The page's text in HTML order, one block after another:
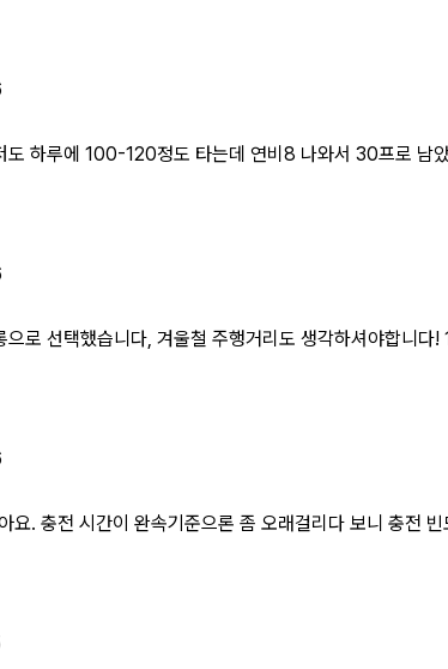
도 하루에 100-120정도 타는데 연비8 나와서 30프로 남
로 선택했습니다, 겨울철 주행거리도 생각하셔야합니
요. 충전 시간이 완속기준으론 좀 오래걸리다 보니 충전